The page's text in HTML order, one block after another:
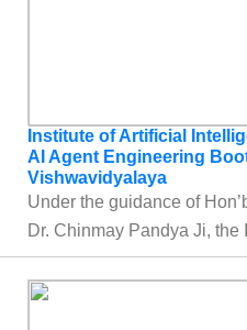
Institute of Artificial
AI Agent Engineering
Vishwavidyalaya
Under the guidance of
Dr. Chinmay Pandya Ji, the